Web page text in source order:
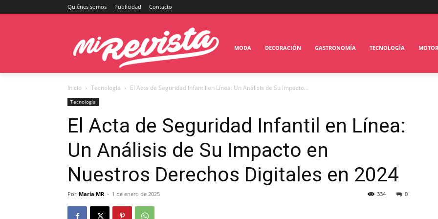
Quiénes somos Publicidad Contacto
MODA DECORACIÓN GASTRONOMÍA TECNOLOGÍA MOTOR
Inicio Tecnología El Acta de Seguridad Infantil en Línea: Un Análisis de Su Impacto...
Tecnología
El Acta de Seguridad Infantil en Línea:
Un Análisis de Su Impacto en
Nuestros Derechos Digitales en 2024
Por María MR - 1 de enero de 2025 0
334